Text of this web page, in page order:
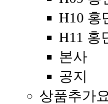
H10 홍
H11 홍
본사
공지
상품추가